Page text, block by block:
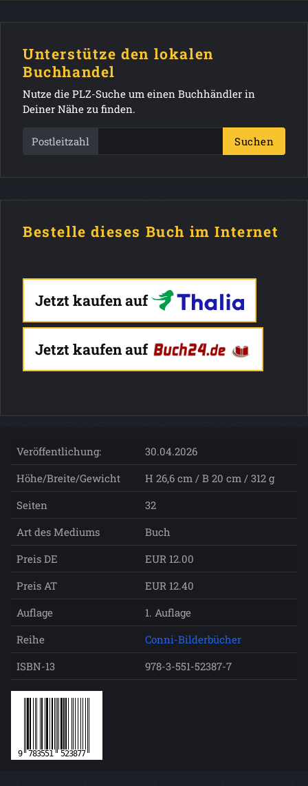
Unterstütze den lokalen
Buchhandel
Nutze die PLZ-Suche um einen Buchhändler in
Deiner Nähe zu finden.
Postleitzahl Suchen
Bestelle dieses Buch im Internet
Jetzt kaufen auf
Jetzt kaufen auf
Veröffentlichung:
30.04.2026
Höhe/Breite/Gewicht
H 26,6 cm / B 20 cm / 312 g
Seiten
32
Art des Mediums
Buch
Preis DE
EUR 12.00
Preis AT
EUR 12.40
Auflage
1. Auflage
Reihe
Conni-Bilderbücher
ISBN-13
978-3-551-52387-7